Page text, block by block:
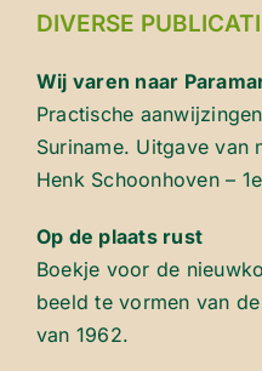
DIVERSE
Wij varen naar
Practische
Suriname. Uitgave van
Henk Schoonhoven –
Op de plaats rust
Boekje voor de
beeld te vormen van
van 1962.